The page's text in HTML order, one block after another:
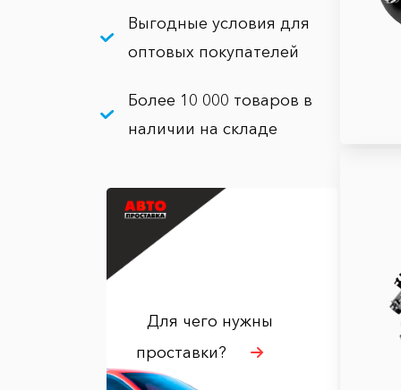
Выгодные условия для
оптовых покупателей
Более 10 000 товаров в
наличии на складе
Для чего нужны
проставки?